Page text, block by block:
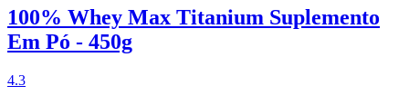
100% Whey Max Titanium Suplemento
Em Pó - 450g
4.3